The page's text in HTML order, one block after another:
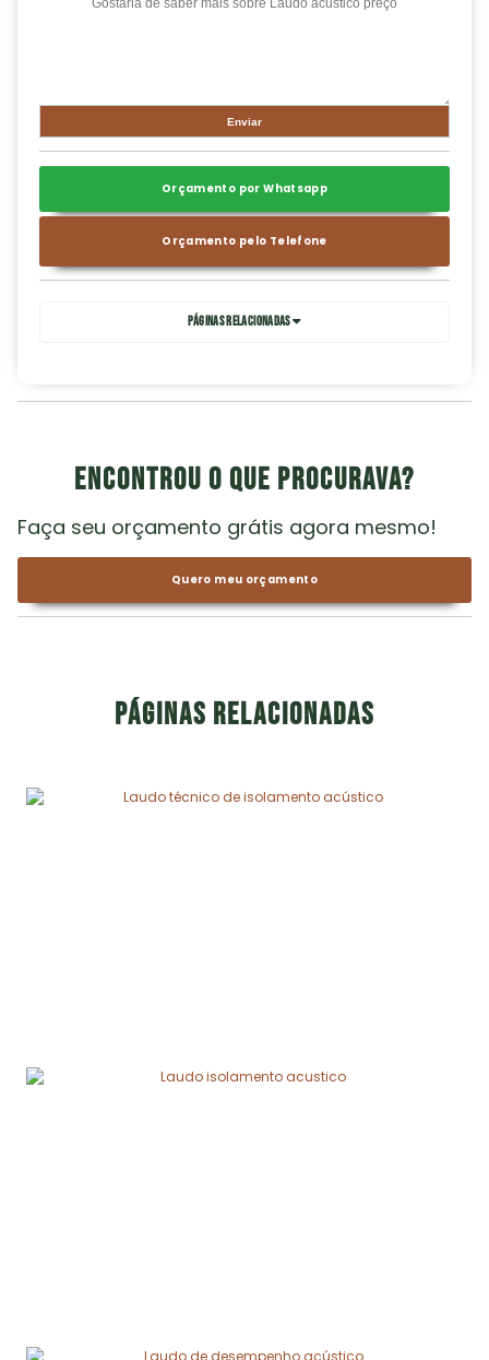
Orçamento por Whatsapp
Orçamento pelo Telefone
Páginas Relacionadas
Encontrou o que procurava?
Faça seu orçamento grátis agora mesmo!
Quero meu orçamento
Páginas relacionadas